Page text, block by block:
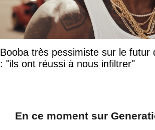
Booba très pessimiste sur le futur
: "ils ont réussi à nous infiltrer"
En ce moment sur